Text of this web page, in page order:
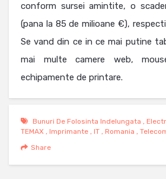
conform sursei amintite, o
(pana la 85 de milioane €),
Se vand din ce in ce mai putine
mai multe camere web,
echipamente de printare.
Bunuri De Folosinta Indelungata ,
TEMAX , Imprimante , IT , Romania ,
Share